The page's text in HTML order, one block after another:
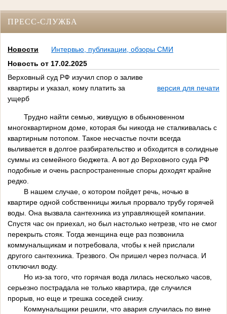
ПРЕСС-СЛУЖБА
Новости
Интервью, публикации, обзоры СМИ
Новость от 17.02.2025
Верховный суд РФ изучил спор о заливе
квартиры и указал, кому платить за
ущерб
версия для печати
Трудно найти семью, живущую в обыкновенном
многоквартирном доме, которая бы никогда не сталкивалась с
квартирным потопом. Такое несчастье почти всегда
выливается в долгое разбирательство и обходится в солидные
суммы из семейного бюджета. А вот до Верховного суда РФ
подобные и очень распространенные споры доходят крайне
редко.
В нашем случае, о котором пойдет речь, ночью в
квартире одной собственницы жилья прорвало трубу горячей
воды. Она вызвала сантехника из управляющей компании.
Спустя час он приехал, но был настолько нетрезв, что не смог
перекрыть стояк. Тогда женщина еще раз позвонила
коммунальщикам и потребовала, чтобы к ней прислали
другого сантехника. Трезвого. Он пришел через полчаса. И
отключил воду.
Но из-за того, что горячая вода лилась несколько часов,
серьезно пострадала не только квартира, где случился
прорыв, но еще и трешка соседей снизу.
Коммунальщики решили, что авария случилась по вине